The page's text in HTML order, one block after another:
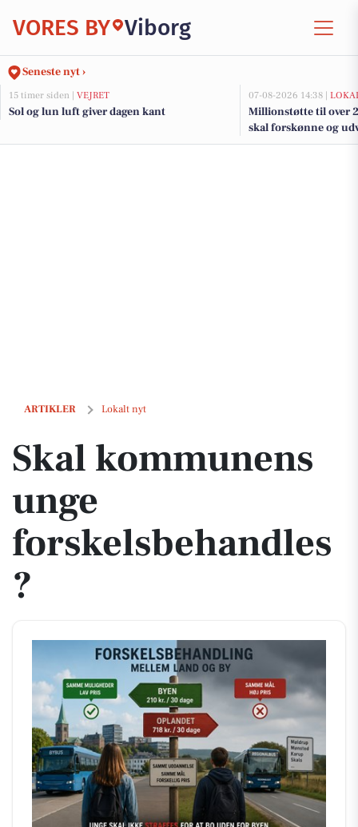
VORES BY Viborg
Seneste nyt ›
15 timer siden | VEJRET
Sol og lun luft giver dagen kant
07-08-2026 14:38 |
Millionstøtte til over
skal forskønne og
Kommunes mindre
ARTIKLER Lokalt nyt
Skal kommunens unge forskelsbehandles?
Skal kommunens
unge
forskelsbehandles
?